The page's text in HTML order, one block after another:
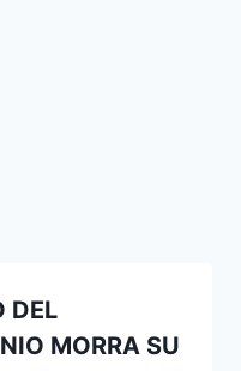
DEL
MORRA SU